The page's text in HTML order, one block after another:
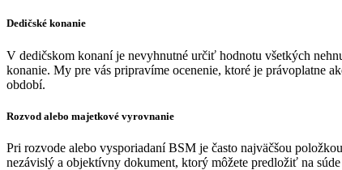
Dedičské konanie
V dedičskom konaní je nevyhnutné určiť hodnotu všetkých
konanie. My pre vás pripravíme ocenenie, ktoré je právoplatne
období.
Rozvod alebo majetkové vyrovnanie
Pri rozvode alebo vysporiadaní BSM je často najväčšou
nezávislý a objektívny dokument, ktorý môžete predložiť na